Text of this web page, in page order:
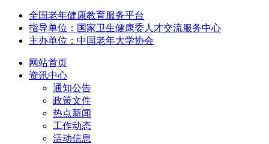
全国老年健康教育服务平台
指导单位：国家卫生健康委人才交流服务中心
主办单位：中国老年大学协会
网站首页
资讯中心
通知公告
政策文件
热点新闻
工作动态
活动信息